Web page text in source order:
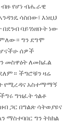
ብዙ የሆነ ብሔራዊ
ሳስበው፣ እነዚህ
ባይገነዘቡት ነው
ግን ደግሞ
ሰዎች
መስዋዕት ለመክፈል
ችግሮቹን ዛሬ
የሚረዳና አስተማማኝ
ግዝፈት ጎልቶ
ጋር በግልጽ ሳትወያዩና
ማስተባበር ግን ትክክል